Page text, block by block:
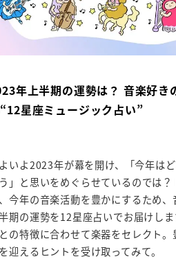
年上半期の運勢は？ 音楽好き
星座ミュージック占い”
いよ2023年が幕を開け、「今年は
」と思いをめぐらせているのでは
今年の音楽活動を豊かにするため、
半期の運勢を12星座占いでお届けし
の特徴に合わせて楽器をセレクト。
迎えるヒントを受け取ってみて。